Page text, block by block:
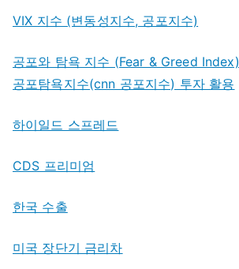
VIX 지수 (변동성지수, 공포지수)
공포와 탐욕 지수 (Fear & Greed Index)
공포탐욕지수(cnn 공포지수) 투자 활용
하이일드 스프레드
CDS 프리미엄
한국 수출
미국 장단기 금리차